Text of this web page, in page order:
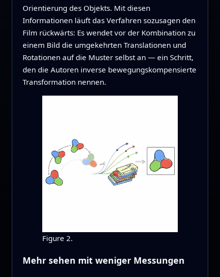
Orientierung des Objekts. Mit diesen
Informationen läuft das Verfahren sozusagen den
Film rückwärts: Es wendet vor der Kombination zu
einem Bild die umgekehrten Translationen und
Rotationen auf die Muster selbst an — ein Schritt,
den die Autoren inverse bewegungskompensierte
Transformation nennen.
Figure 2.
Mehr sehen mit weniger Messungen